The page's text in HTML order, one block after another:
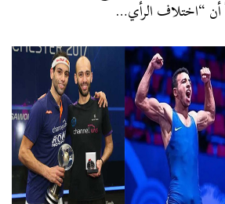
أن “اختلاف الرأي…